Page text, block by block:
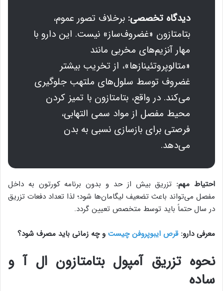
دیدگاه تخصصی: برخلاف تصور عموم،
بتامتازون «غضروف‌ساز» نیست. این دارو با
مهار آنزیم‌های مخربی مانند
«متالوپروتئینازها»، از تخریب بیشتر
غضروف توسط سلول‌های ملتهب جلوگیری
می‌کند. در واقع، بتامتازون با تمیز کردن
محیط مفصل از مواد سمی التهابی،
فرصتی برای بازسازی نسبی به بدن
می‌دهد.
احتیاط مهم: تزریق بیش از حد و بدون برنامه کورتون به داخل
مفصل می‌تواند باعث تضعیف لیگامان‌ها شود؛ لذا تعداد دفعات تزریق
در سال حتماً باید توسط متخصص تعیین گردد.
معرفی دارو:قرص ایبوپروفن چیست و چه زمانی باید مصرف شود؟
نحوه تزریق آمپول بتامتازون ال آ و
ساده